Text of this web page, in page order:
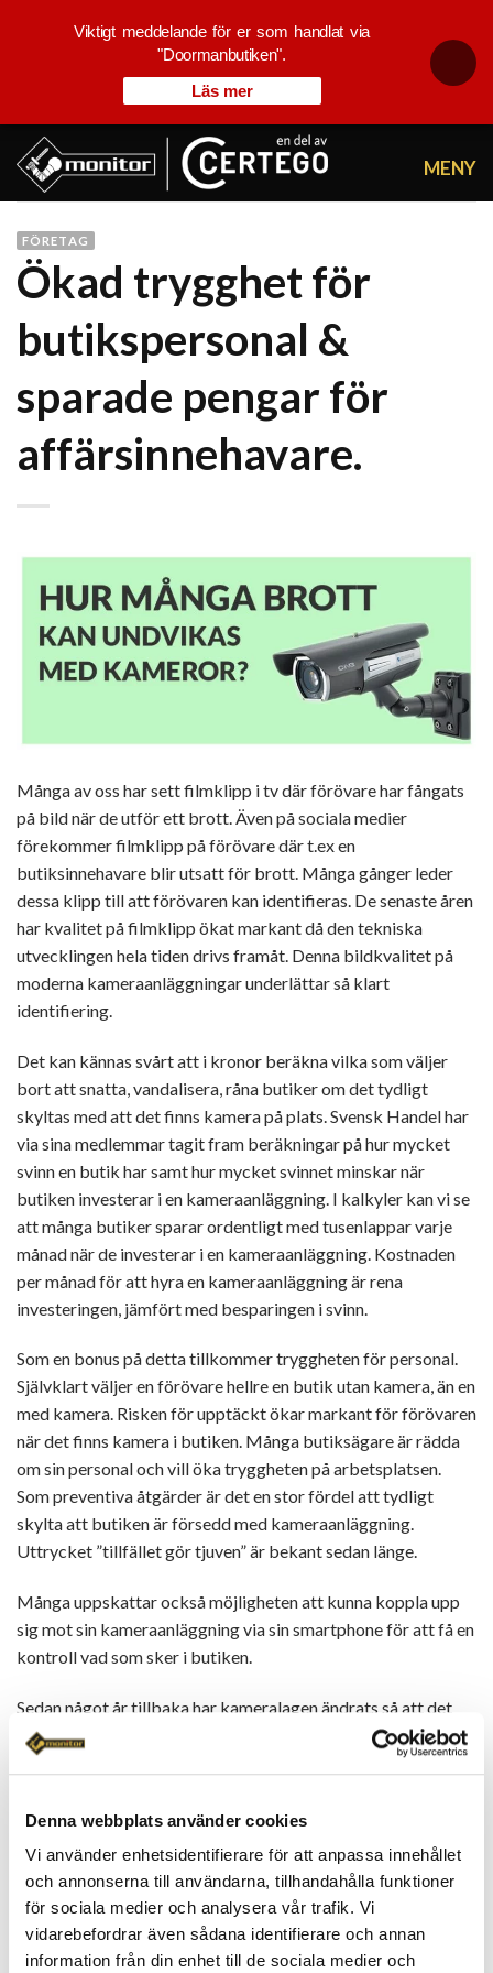
Denna webbplats använder cookies
Vi använder enhetsidentifierare för att anpassa innehållet
och annonserna till användarna, tillhandahålla funktioner
för sociala medier och analysera vår trafik. Vi
vidarebefordrar även sådana identifierare och annan
information från din enhet till de sociala medier och
content
FÖRETAG
Ökad trygghet för
butikspersonal &
sparade pengar för
affärsinnehavare.
Många av oss har sett filmklipp i tv där förövare har fångats
på bild när de utför ett brott. Även på sociala medier
förekommer filmklipp på förövare där t.ex en
butiksinnehavare blir utsatt för brott. Många gånger leder
dessa klipp till att förövaren kan identifieras. De senaste åren
har kvalitet på filmklipp ökat markant då den tekniska
utvecklingen hela tiden drivs framåt. Denna bildkvalitet på
moderna kameraanläggningar underlättar så klart
identifiering.
Det kan kännas svårt att i kronor beräkna vilka som väljer
bort att snatta, vandalisera, råna butiker om det tydligt
skyltas med att det finns kamera på plats. Svensk Handel har
via sina medlemmar tagit fram beräkningar på hur mycket
svinn en butik har samt hur mycket svinnet minskar när
butiken investerar i en kameraanläggning. I kalkyler kan vi se
att många butiker sparar ordentligt med tusenlappar varje
månad när de investerar i en kameraanläggning. Kostnaden
per månad för att hyra en kameraanläggning är rena
investeringen, jämfört med besparingen i svinn.
Som en bonus på detta tillkommer tryggheten för personal.
Självklart väljer en förövare hellre en butik utan kamera, än en
med kamera. Risken för upptäckt ökar markant för förövaren
när det finns kamera i butiken. Många butiksägare är rädda
om sin personal och vill öka tryggheten på arbetsplatsen.
Som preventiva åtgärder är det en stor fördel att tydligt
skylta att butiken är försedd med kameraanläggning.
Uttrycket ”tillfället gör tjuven” är bekant sedan länge.
Många uppskattar också möjligheten att kunna koppla upp
sig mot sin kameraanläggning via sin smartphone för att få en
kontroll vad som sker i butiken.
Sedan något år tillbaka har kameralagen ändrats så att det
utan tillstånd går att övervaka sin butik. I vissa fall kan det
ändå behövas ansökas om tillstånd. Vi på Monitor Larm &
ansökning om så krävs. Vi hjälper gärna till att tolka lagen för
den som tycker att det juridiska är krångligt.
I en undersökning från 2013 uppmärksammar
till 6 miljarder kronor. Och i en annan undersökning som
Viktigt meddelande för er som handlat via
"Doormanbutiken".
Läs mer